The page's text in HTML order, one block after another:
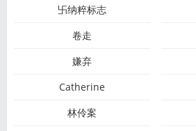
卐纳粹标志
卷走
嫌弃
Catherine
林伶案